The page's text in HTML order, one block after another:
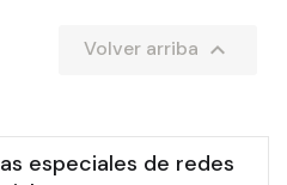
Volver arriba 
especiales de redes